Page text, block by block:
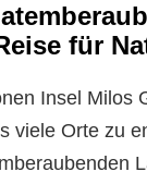
für
Insel Milos
viele Orte zu